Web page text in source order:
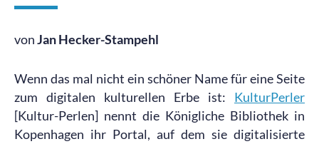
vonJan Hecker-Stampehl
Wenn das mal nicht ein schöner Name für eine Seite
zum digitalen kulturellen Erbe ist: KulturPerler
[Kultur-Perlen] nennt die Königliche Bibliothek in
Kopenhagen ihr Portal, auf dem sie digitalisierte